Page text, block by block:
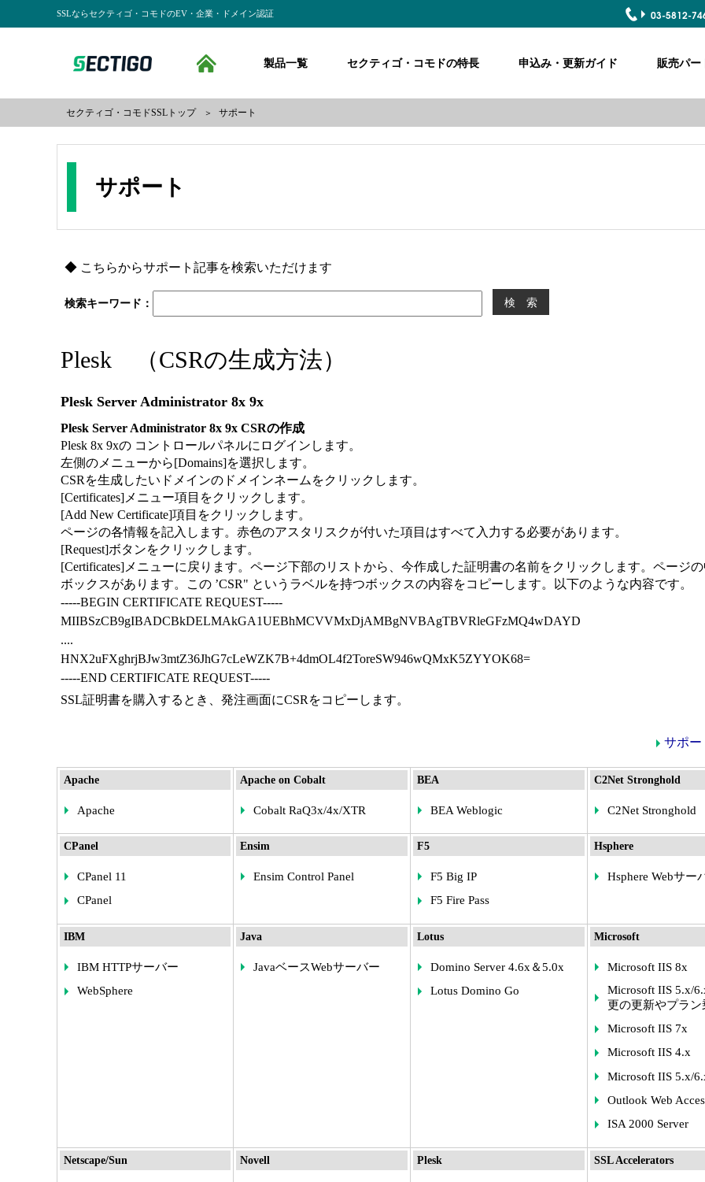
SSLならセクティゴ・コモドのEV・企業・ドメイン認証 03-5812-
SECTIGO formerly COMODO
HOME
製品一覧 セクティゴ・コモドの特長 申込み・更新ガイド 販売パー
セクティゴ・コモドSSLトップ ＞ サポート
サポート
◆ こちらからサポート記事を検索いただけます
検索キーワード：
Plesk （CSRの生成方法）
Plesk Server Administrator 8x 9x
Plesk Server Administrator 8x 9x CSRの作成
Plesk 8x 9xの コントロールパネルにログインします。
左側のメニューから[Domains]を選択します。
CSRを生成したいドメインのドメインネームをクリックします。
[Certificates]メニュー項目をクリックします。
[Add New Certificate]項目をクリックします。
ページの各情報を記入します。赤色のアスタリスクが付いた項目はすべて入力する必要があります。
[Request]ボタンをクリックします。
[Certificates]メニューに戻ります。ページ下部のリストから、今作成した証明書の名前をクリックします。ページ
ボックスがあります。この ’CSR" というラベルを持つボックスの内容をコピーします。以下のような内容です。
-----BEGIN CERTIFICATE REQUEST-----
MIIBSzCB9gIBADCBkDELMAkGA1UEBhMCVVMxDjAMBgNVBAgTBVRleGFzMQ4wDAYD
....
HNX2uFXghrjBJw3mtZ36JhG7cLeWZK7B+4dmOL4f2ToreSW946wQMxK5ZYYOK68=
-----END CERTIFICATE REQUEST-----
SSL証明書を購入するとき、発注画面にCSRをコピーします。
サポー
Apache
Apache
Apache on Cobalt
Cobalt RaQ3x/4x/XTR
BEA
BEA Weblogic
C2Net Stronghold
C2Net Stronghold
CPanel
CPanel 11
CPanel
Ensim
Ensim Control Panel
F5
F5 Big IP
F5 Fire Pass
Hsphere
Hsphere Webサー
IBM
IBM HTTPサーバー
WebSphere
Java
JavaベースWebサーバー
Lotus
Domino Server 4.6x＆5.0x
Lotus Domino Go
Microsoft
Microsoft IIS 8x
Microsoft IIS 5.x/
更の更新やプラン
Microsoft IIS 7x
Microsoft IIS 4.x
Microsoft IIS 5.x/
Outlook Web
ISA 2000 Server
Netscape/Sun Novell Plesk SSL Accelerators